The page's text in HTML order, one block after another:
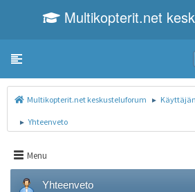
Multikopterit.net
Toggle navigation
Multikopterit.net keskusteluforum ►
► Yhteenveto
Menu
Yhteenveto